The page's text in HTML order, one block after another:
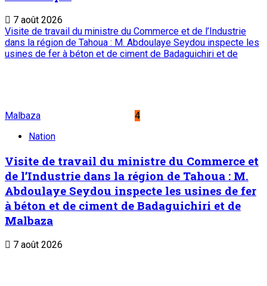
Suivez-nous
Liens Utiles
Archives
Mentions légales
Conditions générales
Copyright © ONEP | Tous droits réservés | le Sahel - Le